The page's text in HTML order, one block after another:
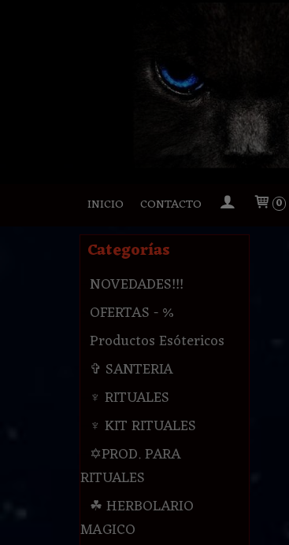
INICIO CONTACTO 0
Categorías
NOVEDADES!!!
OFERTAS - %
Productos Esótericos
✞ SANTERIA
♆ RITUALES
♆ KIT RITUALES
✡PROD. PARA
RITUALES
☘ HERBOLARIO
MAGICO